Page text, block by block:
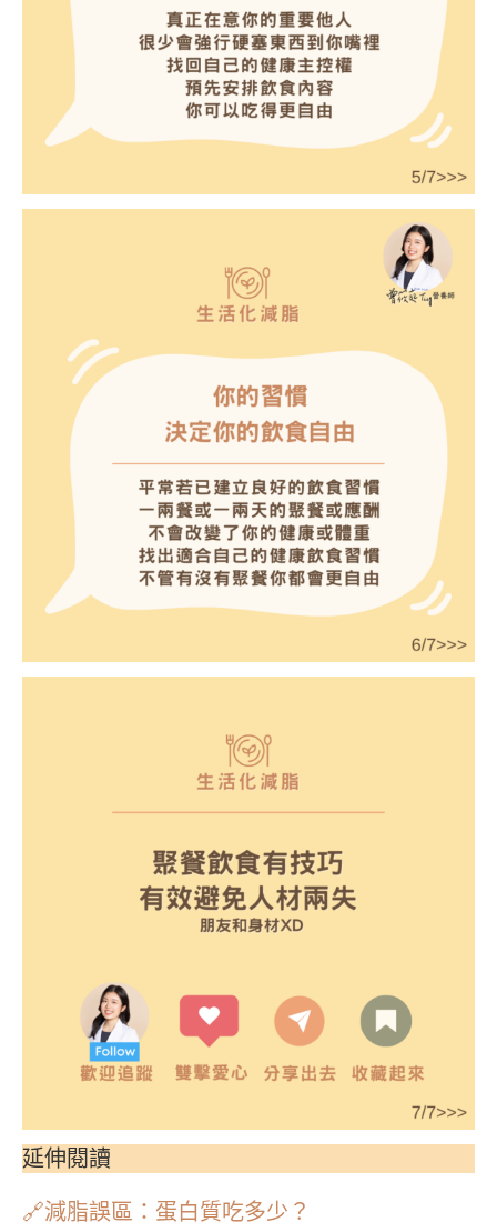
延伸閱讀
🔗減脂誤區：蛋白質吃多少？